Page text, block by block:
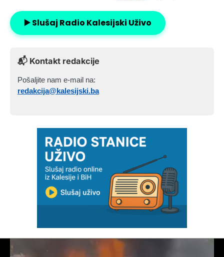
▶️ Slušaj Radio Kalesijski Uživo
📬 Kontakt redakcije
Pošaljite nam e-mail na:
redakcija@kalesijski.ba